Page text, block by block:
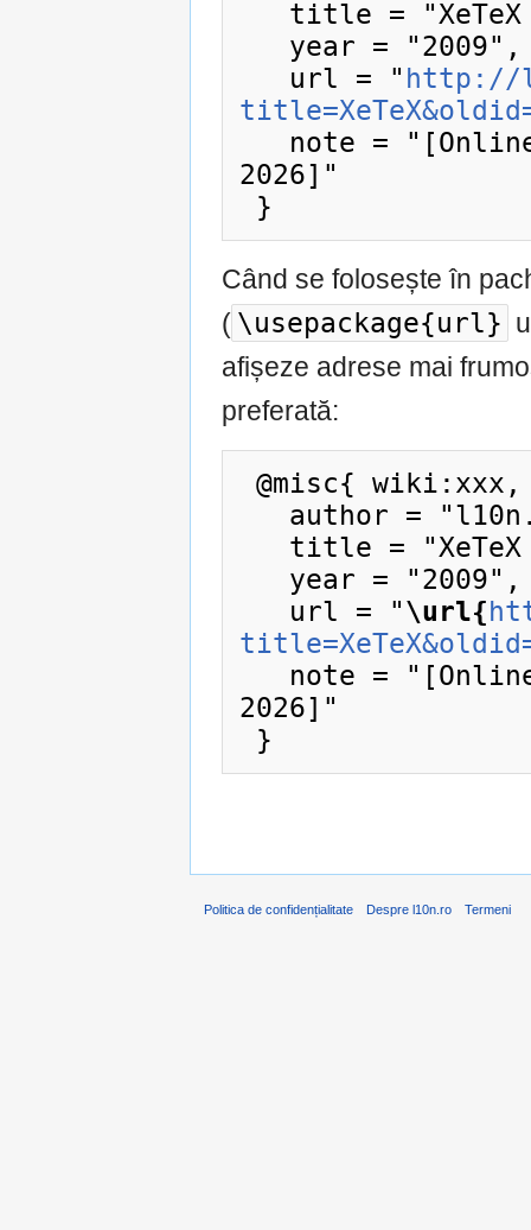
   url = "
http://
2026]"
Când se folosește în
( \usepackage{url}
afișeze adrese mai
preferată:
   url = "
\url{
2026]"
Politica de confidențialitate Despre l10n.ro Termeni